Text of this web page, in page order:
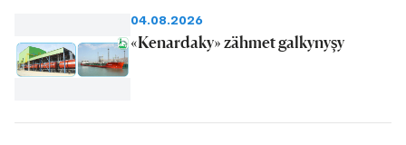
04.08.2026
«Kenardaky» zähmet galkynyşy